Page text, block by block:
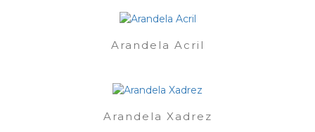
Arandela Acril
Arandela Xadrez